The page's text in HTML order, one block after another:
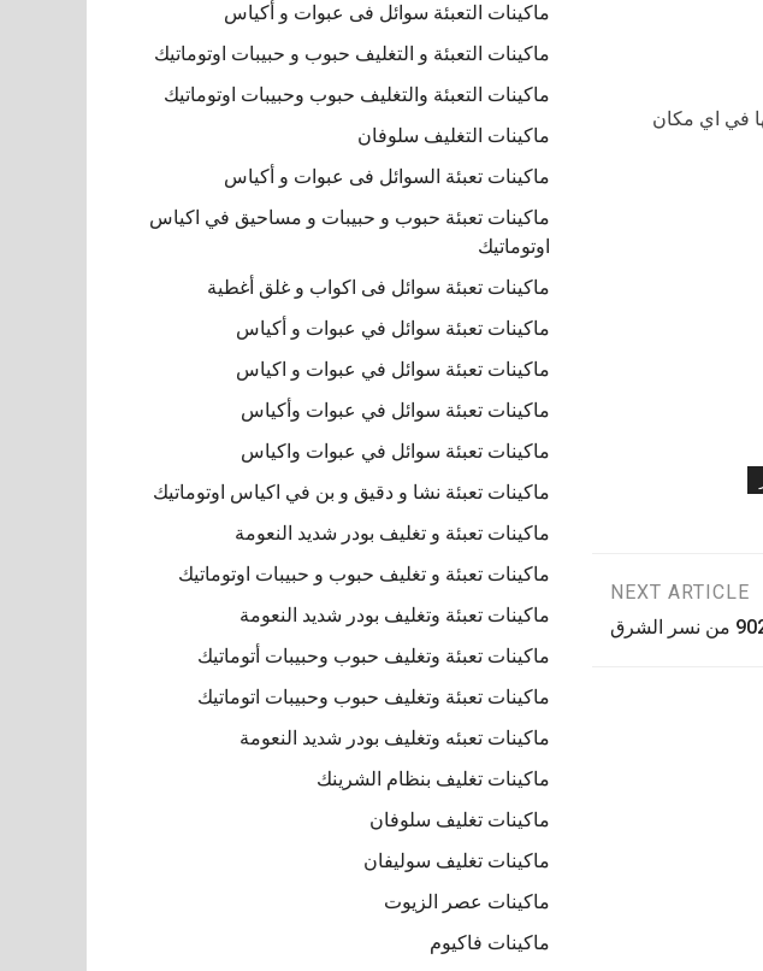
NEXT ARTICLE
ماكينات التعبئة سوائل فى عبوات و أكياس
ماكينات التعبئة و التغليف حبوب و حبيبات اوتوماتيك
ماكينات التعبئة والتغليف حبوب وحبيبات اوتوماتيك
ماكينات التغليف سلوفان
ماكينات تعبئة السوائل فى عبوات و أكياس
ماكينات تعبئة حبوب و حبيبات و مساحيق في اكياس
اوتوماتيك
ماكينات تعبئة سوائل فى اكواب و غلق أغطية
ماكينات تعبئة سوائل في عبوات و أكياس
ماكينات تعبئة سوائل في عبوات و اكياس
ماكينات تعبئة سوائل في عبوات وأكياس
ماكينات تعبئة سوائل في عبوات واكياس
ماكينات تعبئة نشا و دقيق و بن في اكياس اوتوماتيك
ماكينات تعبئة و تغليف بودر شديد النعومة
ماكينات تعبئة و تغليف حبوب و حبيبات اوتوماتيك
ماكينات تعبئة وتغليف بودر شديد النعومة
ماكينات تعبئة وتغليف حبوب وحبيبات أتوماتيك
ماكينات تعبئة وتغليف حبوب وحبيبات اتوماتيك
ماكينات تعبئه وتغليف بودر شديد النعومة
ماكينات تغليف بنظام الشرينك
ماكينات تغليف سلوفان
ماكينات تغليف سوليفان
ماكينات عصر الزيوت
ماكينات فاكيوم